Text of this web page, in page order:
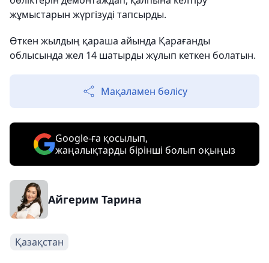
жұмыстарын жүргізуді тапсырды.
Өткен жылдың қараша айында Қарағанды ​​
облысында жел 14 шатырды жұлып кеткен болатын.
Мақаламен бөлісу
Google-ға қосылып,
жаңалықтарды бірінші болып оқыңыз
Айгерим Тарина
Қазақстан